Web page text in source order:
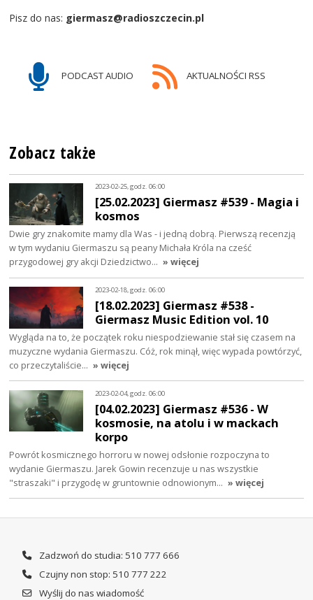
Pisz do nas: giermasz@radioszczecin.pl
PODCAST AUDIO AKTUALNOŚCI RSS
Zobacz także
2023-02-25, godz. 06:00
[25.02.2023] Giermasz #539 - Magia i
kosmos
Dwie gry znakomite mamy dla Was - i jedną dobrą. Pierwszą recenzją
w tym wydaniu Giermaszu są peany Michała Króla na cześć
przygodowej gry akcji Dziedzictwo… » więcej
2023-02-18, godz. 06:00
[18.02.2023] Giermasz #538 -
Giermasz Music Edition vol. 10
Wygląda na to, że początek roku niespodziewanie stał się czasem na
muzyczne wydania Giermaszu. Cóż, rok minął, więc wypada powtórzyć,
co przeczytaliście… » więcej
2023-02-04, godz. 06:00
[04.02.2023] Giermasz #536 - W
kosmosie, na atolu i w mackach
korpo
Powrót kosmicznego horroru w nowej odsłonie rozpoczyna to
wydanie Giermaszu. Jarek Gowin recenzuje u nas wszystkie
"straszaki" i przygodę w gruntownie odnowionym… » więcej
Zadzwoń do studia: 510 777 666
Czujny non stop: 510 777 222
Wyślij do nas wiadomość